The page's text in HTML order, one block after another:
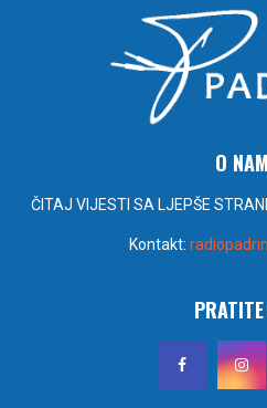
O
ČITAJ VIJESTI SA LJEPŠE
Kontakt: